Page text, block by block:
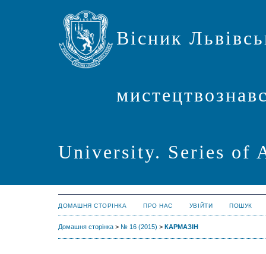
Вісник
University. Series of
ДОМАШНЯ СТОРІНКА ПРО НАС УВІЙТИ ПОШУК
Домашня сторінка > № 16 (2015) > КАРМАЗІН